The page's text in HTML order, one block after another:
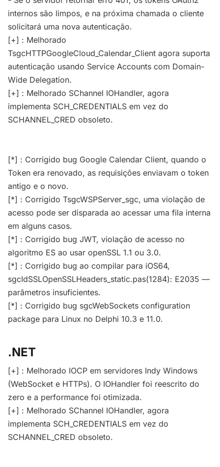
internos são limpos, e na próxima chamada o cliente
solicitará uma nova autenticação.
[+] : Melhorado
TsgcHTTPGoogleCloud_Calendar_Client agora suporta
autenticação usando Service Accounts com Domain-
Wide Delegation.
[+] : Melhorado SChannel IOHandler, agora
implementa SCH_CREDENTIALS em vez do
SCHANNEL_CRED obsoleto.
[*] : Corrigido bug Google Calendar Client, quando o
Token era renovado, as requisições enviavam o token
antigo e o novo.
[*] : Corrigido TsgcWSPServer_sgc, uma violação de
acesso pode ser disparada ao acessar uma fila interna
em alguns casos.
[*] : Corrigido bug JWT, violação de acesso no
algoritmo ES ao usar openSSL 1.1 ou 3.0.
[*] : Corrigido bug ao compilar para iOS64,
sgcIdSSLOpenSSLHeaders_static.pas(1284): E2035 —
parâmetros insuficientes.
[*] : Corrigido bug sgcWebSockets configuration
package para Linux no Delphi 10.3 e 11.0.
.NET
[+] : Melhorado IOCP em servidores Indy Windows
(WebSocket e HTTPs). O IOHandler foi reescrito do
zero e a performance foi otimizada.
[+] : Melhorado SChannel IOHandler, agora
implementa SCH_CREDENTIALS em vez do
SCHANNEL_CRED obsoleto.